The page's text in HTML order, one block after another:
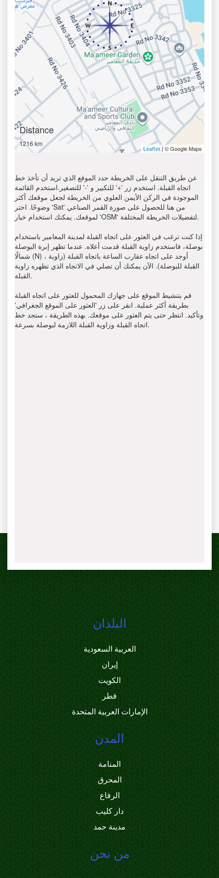
Distance
1216 km
Leaflet | © Google Maps
عن طريق التنقل على الخريطة حدد الموقع الذي تريد أن تأخذ خط
اتجاه القبلة. استخدم زر '+' للتكبير و '-' للتصغير.استخدم القائمة
الموجودة في الركن الأيمن العلوي من الخريطة لجعل موقعك أكثر
وضوحًا. اختر 'Sat' من هنا للحصول على صورة القمر الصناعي
لموقعك. يمكنك استخدام خيار 'OSM' لتفضيلات الخريطة المختلفة.
إذا كنت ترغب في العثور على اتجاه القبلة لمدينة المعامير باستخدام
بوصلة، فاستخدم زاوية القبلة قدمت أعلاه. عندما تظهر إبرة البوصلة
شمالًا (N) ، أوجد على اتجاه عقارب الساعة باتجاه القبلة (زاوية
القبلة للبوصلة). الآن يمكنك أن تصلي في الاتجاه الذي تظهره زاوية
القبلة.
قم بتنشيط الموقع على جهازك المحمول للعثور على اتجاه القبلة
بطريقة أكثر عملية. انقر على زر 'العثور على الموقع الجغرافي'
وتأكيد. انتظر حتى يتم العثور على موقعك. بهذه الطريقة ، ستجد خط
اتجاه القبلة وزاوية القبلة اللازمة لبوصلة بسرعة.
البلدان
العربية السعودية
إيران
الكويت
قطر
الإمارات العربية المتحدة
المدن
المنامة
المحرق
الرفاع
دار كليب
مدينة حمد
من نحن